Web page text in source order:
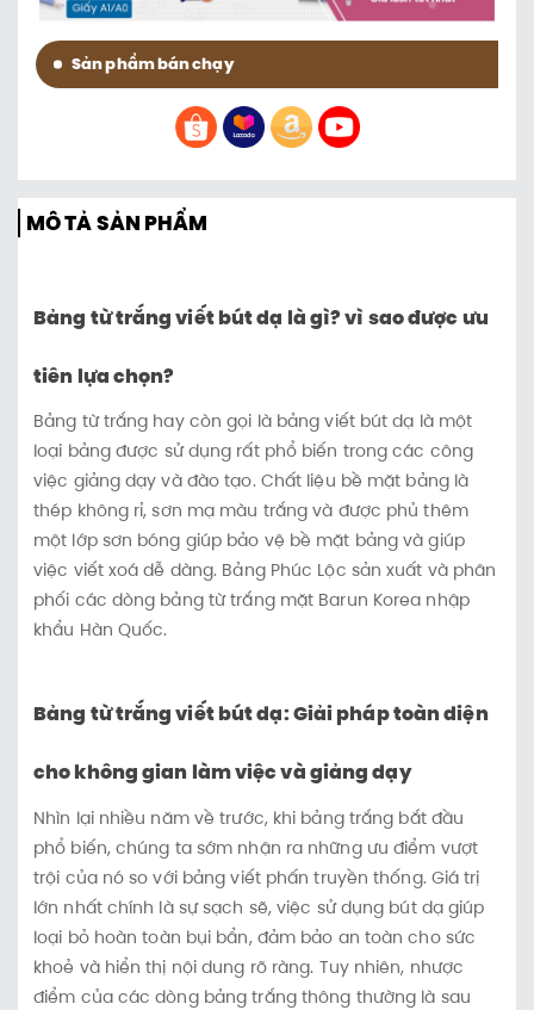
Sản phẩm bán chạy
MÔ TẢ SẢN PHẨM
Bảng từ trắng viết bút dạ là gì? vì sao được ưu
tiên lựa chọn?
Bảng từ trắng hay còn gọi là bảng viết bút dạ là một
loại bảng được sử dụng rất phổ biến trong các công
việc giảng dạy và đào tạo. Chất liệu bề mặt bảng là
thép không rỉ, sơn mạ màu trắng và được phủ thêm
một lớp sơn bóng giúp bảo vệ bề mặt bảng và giúp
việc viết xoá dễ dàng. Bảng Phúc Lộc sản xuất và phân
phối các dòng bảng từ trắng mặt Barun Korea nhập
khẩu Hàn Quốc.
Bảng từ trắng viết bút dạ: Giải pháp toàn diện
cho không gian làm việc và giảng dạy
Nhìn lại nhiều năm về trước, khi bảng trắng bắt đầu
phổ biến, chúng ta sớm nhận ra những ưu điểm vượt
trội của nó so với bảng viết phấn truyền thống. Giá trị
lớn nhất chính là sự sạch sẽ, việc sử dụng bút dạ giúp
loại bỏ hoàn toàn bụi bẩn, đảm bảo an toàn cho sức
khoẻ và hiển thị nội dung rõ ràng. Tuy nhiên, nhược
điểm của các dòng bảng trắng thông thường là sau